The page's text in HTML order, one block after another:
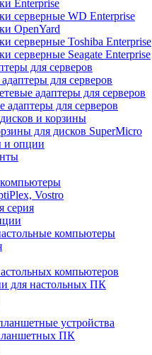
Enterprise
серверные WD Enterprise
OpenYard
серверные Toshiba Enterprise
серверные Seagate Enterprise
для серверов
для серверов
адаптеры для серверов
для серверов
и корзины
для дисков SuperMicro
и опции
Vostro
серия
компьютеры
компьютеров
для настольных ПК
устройства
ПК